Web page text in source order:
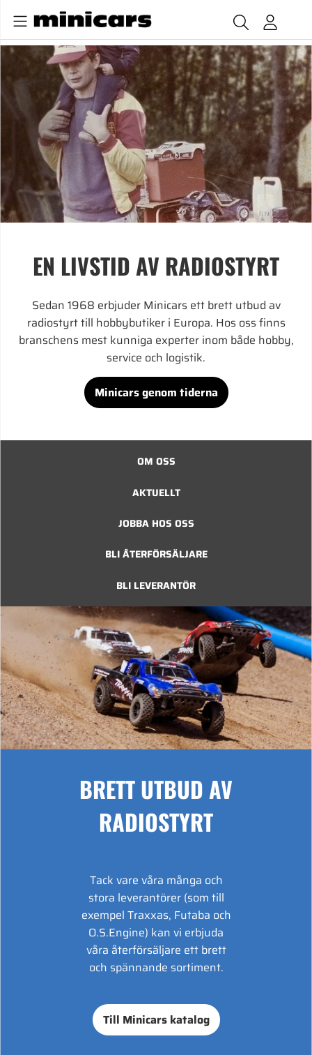
EN LIVSTID AV RADIOSTYRT
Sedan 1968 erbjuder Minicars ett brett utbud av
radiostyrt till hobbybutiker i Europa. Hos oss finns
branschens mest kunniga experter inom både hobby,
service och logistik.
Minicars genom tiderna
OM OSS
AKTUELLT
JOBBA HOS OSS
BLI ÅTERFÖRSÄLJARE
BLI LEVERANTÖR
BRETT UTBUD AV
RADIOSTYRT
Tack vare våra många och
stora leverantörer (som till
exempel Traxxas, Futaba och
O.S.Engine) kan vi erbjuda
våra återförsäljare ett brett
och spännande sortiment.
Till Minicars katalog